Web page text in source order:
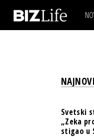
Svetski
„Zeka
stigao u